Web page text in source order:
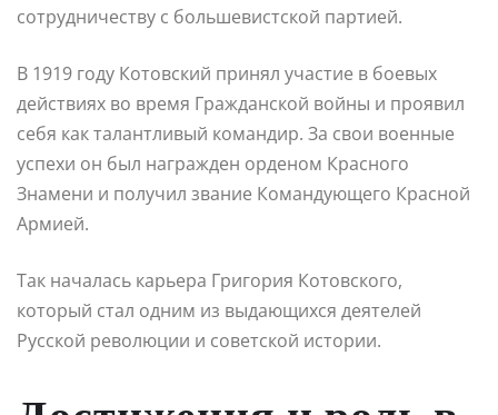
сотрудничеству с большевистской партией.
В 1919 году Котовский принял участие в боевых
действиях во время Гражданской войны и проявил
себя как талантливый командир. За свои военные
успехи он был награжден орденом Красного
Знамени и получил звание Командующего Красной
Армией.
Так началась карьера Григория Котовского,
который стал одним из выдающихся деятелей
Русской революции и советской истории.